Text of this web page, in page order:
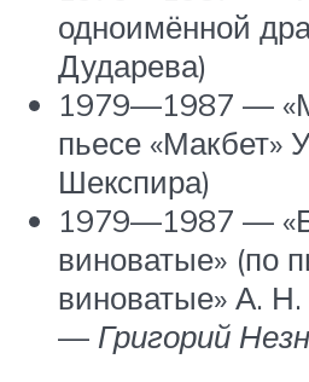
одноимённой
Дударева)
1979—1987 —
пьесе «Макбет»
Шекспира)
1979—1987 —
виноватые» (по
виноватые» А. Н.
— Григорий